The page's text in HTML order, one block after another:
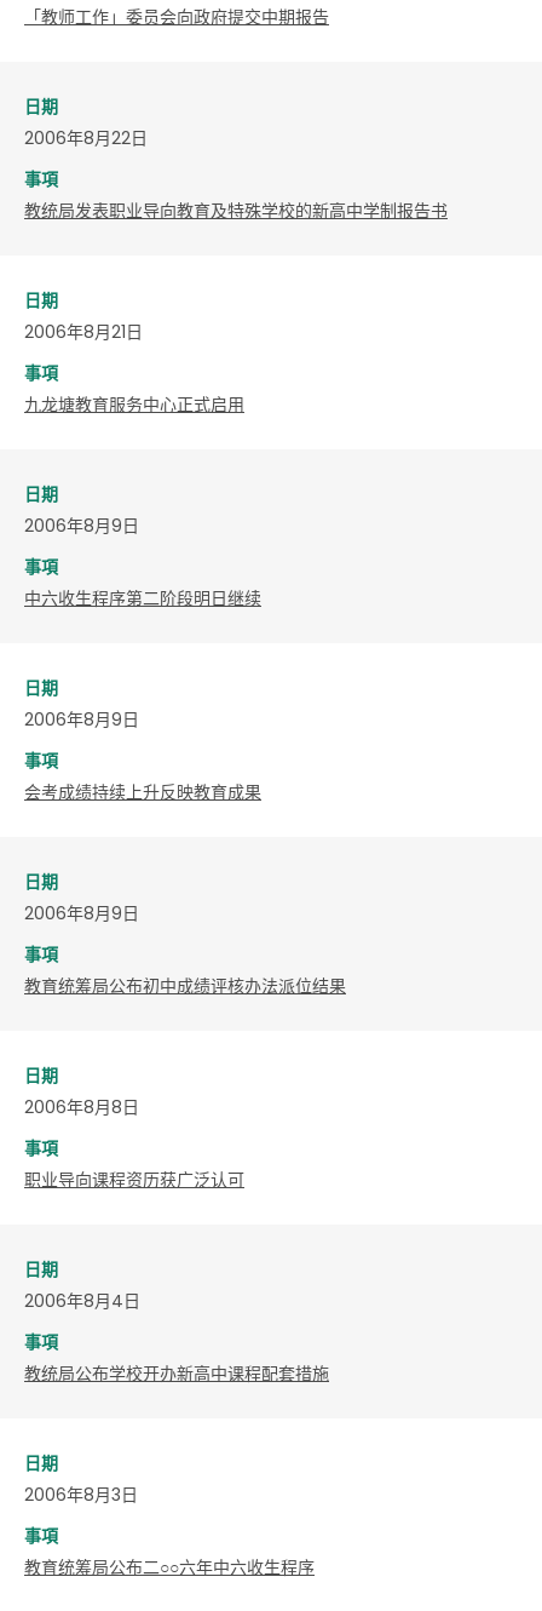
「教师工作」委员会向政府提交中期报告
日期
2006年8月22日
事項
教统局发表职业导向教育及特殊学校的新高中学制报告书
日期
2006年8月21日
事項
九龙塘教育服务中心正式启用
日期
2006年8月9日
事項
中六收生程序第二阶段明日继续
日期
2006年8月9日
事項
会考成绩持续上升反映教育成果
日期
2006年8月9日
事項
教育统筹局公布初中成绩评核办法派位结果
日期
2006年8月8日
事項
职业导向课程资历获广泛认可
日期
2006年8月4日
事項
教统局公布学校开办新高中课程配套措施
日期
2006年8月3日
事項
教育统筹局公布二○○六年中六收生程序